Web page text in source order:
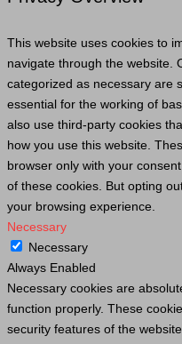
This website uses cookies to
navigate through the website.
categorized as necessary are
essential for the working of
also use third-party cookies
how you use this website.
browser only with your
of these cookies. But opting
your browsing experience.
Necessary
Necessary
Always Enabled
Necessary cookies are
function properly. These
security features of the